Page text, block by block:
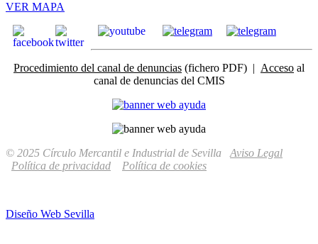
VER MAPA
Procedimiento del canal de denuncias (fichero PDF) | Acceso al
canal de denuncias del CMIS
© 2025 Círculo Mercantil e Industrial de Sevilla Aviso Legal
Política de privacidad
Política de cookies
Diseño Web Sevilla